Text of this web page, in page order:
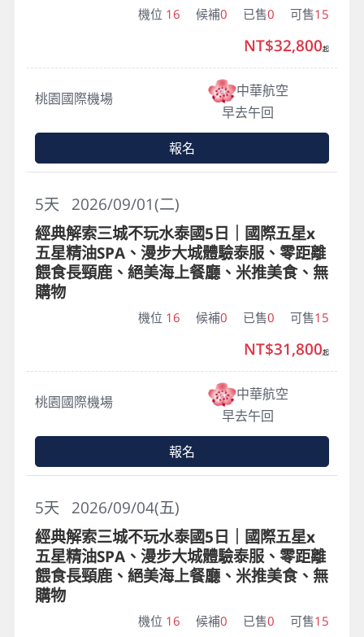
機位 16 候補0 已售0 可售15
桃園國際機場
中華航空
早去午回
NT$32,800起
報名
2026/09/01(二)
5天
經典解索三城不玩水泰國5日｜國際五星x
五星精油SPA、漫步大城體驗泰服、零距離
餵食長頸鹿、絕美海上餐廳、米推美食、無
購物
機位 16 候補0 已售0 可售15
桃園國際機場
中華航空
早去午回
NT$31,800起
報名
2026/09/04(五)
5天
經典解索三城不玩水泰國5日｜國際五星x
五星精油SPA、漫步大城體驗泰服、零距離
餵食長頸鹿、絕美海上餐廳、米推美食、無
購物
機位 16 候補0 已售0 可售15